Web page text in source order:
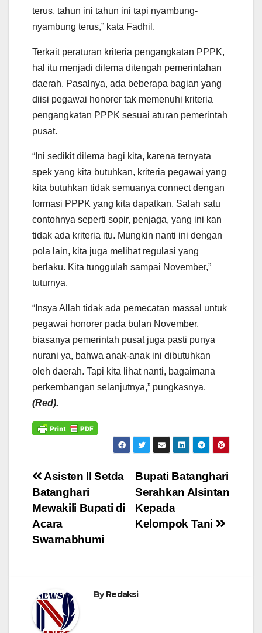
terus, tahun ini tahun ini tapi nyambung-
nyambung terus,” kata Fadhil.
Terkait peraturan kriteria pengangkatan PPPK,
hal itu menjadi dilema ditengah pemerintahan
daerah. Pasalnya, ada beberapa bagian yang
diisi pegawai honorer tak memenuhi kriteria
pengangkatan PPPK sesuai aturan pemerintah
pusat.
“Ini sedikit dilema bagi kita, karena ternyata
spek yang kita butuhkan, kriteria pegawai yang
kita butuhkan tidak semuanya connect dengan
formasi PPPK yang kita dapatkan. Salah satu
contohnya seperti sopir, penjaga, yang ini kan
tidak ada kriteria itu. Mungkin nanti ini dengan
pola lain, kita juga melihat regulasi yang
berlaku. Kita tunggulah sampai November,”
tuturnya.
“Insya Allah tidak ada pemecatan massal untuk
pegawai honorer pada bulan November,
biasanya pemerintah pusat juga pasti punya
nurani ya, bahwa anak-anak ini dibutuhkan
oleh daerah. Tapi kita lihat nanti, bagaimana
perkembangan selanjutnya,” pungkasnya.
(Red).
Navigasi
pos
Bupati Batanghari
Serahkan Alsintan
Kepada
Kelompok Tani
Asisten II Setda
Batanghari
Mewakili Bupati di
Acara
Swarnabhumi
ByRedaksi